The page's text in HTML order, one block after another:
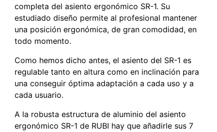
completa del asiento ergonómico SR-1. Su
estudiado diseño permite al profesional mantener
una posición ergonómica, de gran comodidad, en
todo momento.
Como hemos dicho antes, el asiento del SR-1 es
regulable tanto en altura como en inclinación para
una conseguir óptima adaptación a cada uso y a
cada usuario.
A la robusta estructura de aluminio del asiento
ergonómico SR-1 de RUBI hay que añadirle sus 7